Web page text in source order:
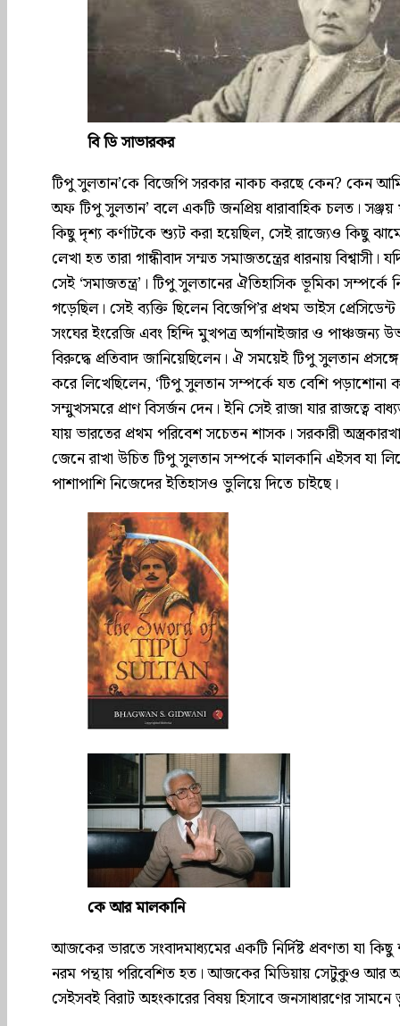
বি ডি সাভারকর
টিপু সুলতান’কে বিজেপি সরকার নাকচ করছে কেন? কেন আমি
অফ টিপু সুলতান’ বলে একটি জনপ্রিয় ধারাবাহিক চলত। সঞ্জয়
কিছু দৃশ্য কর্ণাটকে শ্যুট করা হয়েছিল, সেই রাজ্যেও কিছু
লেখা হত তারা গান্ধীবাদ সম্মত সমাজতন্ত্রের ধারনায়
সেই ‘সমাজতন্ত্র’। টিপু সুলতানের ঐতিহাসিক ভূমিকা সম্পর্কে
গড়েছিল। সেই ব্যক্তি ছিলেন বিজেপি’র প্রথম ভাইস
সংঘের ইংরেজি এবং হিন্দি মুখপত্র অর্গানাইজার ও পাঞ্চজন্য
বিরুদ্ধে প্রতিবাদ জানিয়েছিলেন। ঐ সময়েই টিপু সুলতান
করে লিখেছিলেন, ‘টিপু সুলতান সম্পর্কে যত বেশি পড়াশোনা
সম্মুখসমরে প্রাণ বিসর্জন দেন। ইনি সেই রাজা যার রাজত্বে
যায় ভারতের প্রথম পরিবেশ সচেতন শাসক। সরকারী
জেনে রাখা উচিত টিপু সুলতান সম্পর্কে মালকানি এইসব
পাশাপাশি নিজেদের ইতিহাসও ভুলিয়ে দিতে চাইছে।
কে আর মালকানি
আজকের ভারতে সংবাদমাধ্যমের একটি নির্দিষ্ট প্রবণতা যা
নরম পন্থায় পরিবেশিত হত। আজকের মিডিয়ায় সেটুকুও আর
সেইসবই বিরাট অহংকারের বিষয় হিসাবে জনসাধারণের